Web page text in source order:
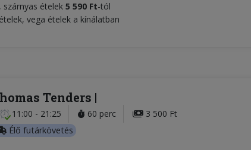
szárnyas ételek 5 590 Ft-tól
vega ételek a kínálatban
Tenders
11:00 - 21:25 60 perc
3 500 Ft
Élő futárkövetés